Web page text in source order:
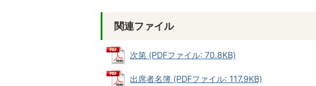
関連ファイル
次第 (PDFファイル: 70.8KB)
出席者名簿 (PDFファイル: 117.9KB)